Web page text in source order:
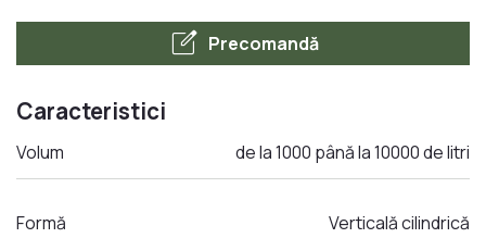
edit_square Precomandă
Caracteristici
Volum de la 1000 până la 10000 de litri
Formă Verticală cilindrică